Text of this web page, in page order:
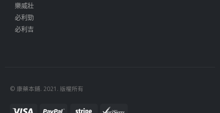
樂威壯
必利勁
必利吉
© 康藥本鋪. 2021. 版權所有